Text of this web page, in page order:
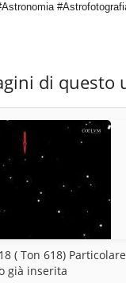
di questo
( Ton 618)
già inserita